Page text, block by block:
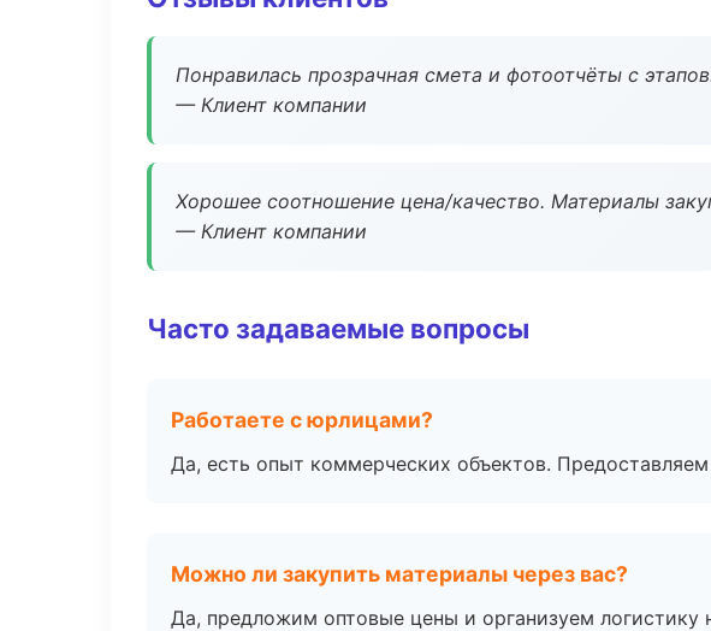
Понравилась прозрачная смета и фотоотчёты с
— Клиент компании
Хорошее соотношение цена/качество. Материалы
— Клиент компании
Часто задаваемые вопросы
Работаете с юрлицами?
Да, есть опыт коммерческих объектов.
Можно ли закупить материалы через вас?
Да, предложим оптовые цены и организуем логистику